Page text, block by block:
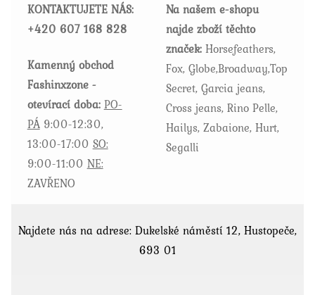
na
stránce
produktu
KONTAKTUJETE NÁS:
+420 607 168 828
Kamenný obchod
Fashinxzone -
otevírací doba: PO-
PÁ9:00-12:30,
13:00-17:00 SO:
9:00-11:00 NE:
ZAVŘENO
Na našem e-shopu
najde zboží těchto
značek: Horsefeathers,
Fox, Globe,Broadway,Top
Secret, Garcia jeans,
Cross jeans, Rino Pelle,
Hailys, Zabaione, Hurt,
Segalli
Najdete nás na adrese: Dukelské náměstí 12, Hustopeče,
693 01